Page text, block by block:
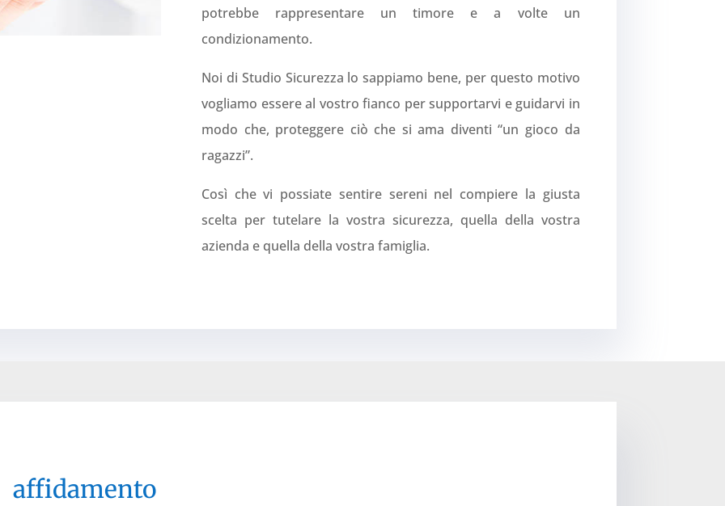
potrebbe rappresentare un timore e a volte un
condizionamento.
Noi di Studio Sicurezza lo sappiamo bene, per questo motivo
vogliamo essere al vostro fianco per supportarvi e guidarvi in
modo che, proteggere ciò che si ama diventi “un gioco da
ragazzi”.
Così che vi possiate sentire sereni nel compiere la giusta
scelta per tutelare la vostra sicurezza, quella della vostra
azienda e quella della vostra famiglia.